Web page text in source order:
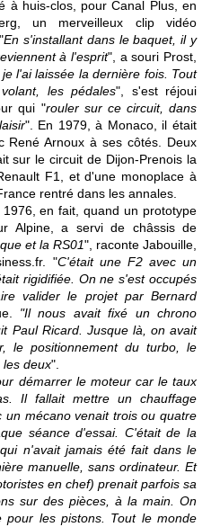
à huis-clos, pour Canal Plus, en
un merveilleux clip vidéo
En s'installant dans le baquet, il y
à l'esprit", a souri Prost,
l'ai laissée la dernière fois. Tout
les pédales", s'est réjoui
qui "rouler sur ce circuit, dans
". En 1979, à Monaco, il était
René Arnoux à ses côtés. Deux
sur le circuit de Dijon-Prenois la
F1, et d'une monoplace à
rentré dans les annales.
en fait, quand un prototype
Alpine, a servi de châssis de
et la RS01", raconte Jabouille,
"C'était une F2 avec un
rigidifiée. On ne s'est occupés
valider le projet par Bernard
"Il nous avait fixé un chrono
Paul Ricard. Jusque là, on avait
le positionnement du turbo, le
les deux".
démarrer le moteur car le taux
Il fallait mettre un chauffage
un mécano venait trois ou quatre
séance d'essai. C'était de la
n'avait jamais été fait dans le
manuelle, sans ordinateur. Et
en chef) prenait parfois sa
sur des pièces, à la main. On
pour les pistons. Tout le monde